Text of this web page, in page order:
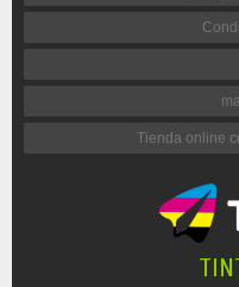
Tienda online